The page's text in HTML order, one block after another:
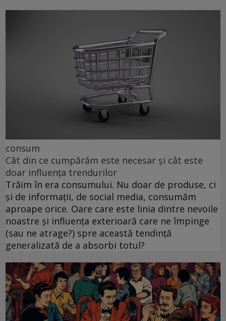
consum
Cât din ce cumpărăm este necesar și cât este
doar influența trendurilor
Trăim în era consumului. Nu doar de produse, ci
și de informații, de social media, consumăm
aproape orice. Oare care este linia dintre nevoile
noastre și influența exterioară care ne împinge
(sau ne atrage?) spre această tendință
generalizată de a absorbi totul?